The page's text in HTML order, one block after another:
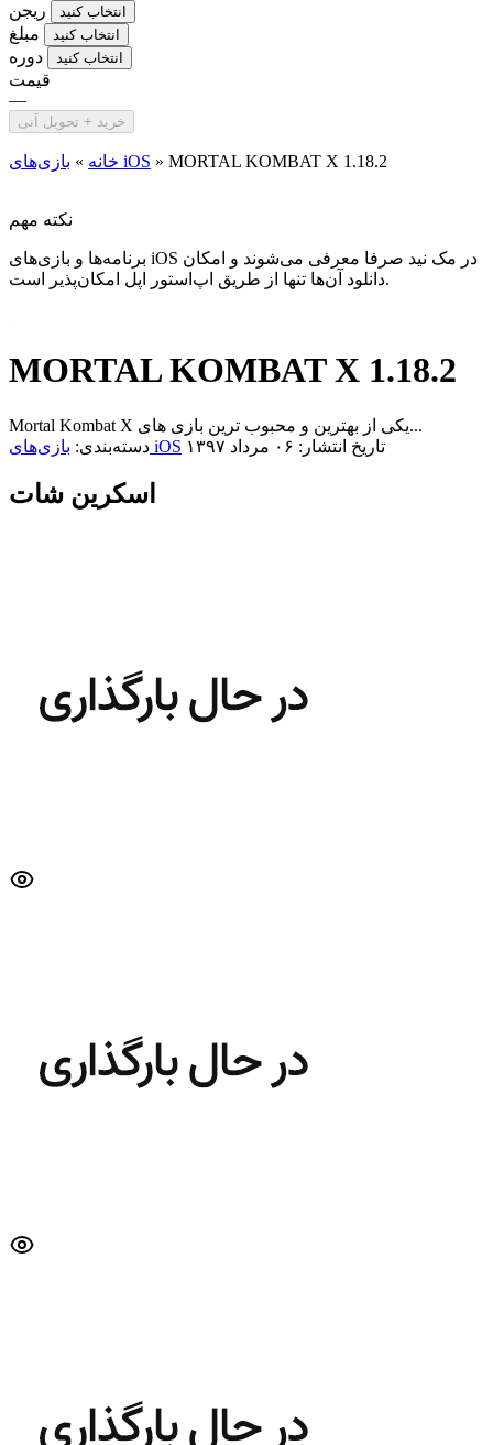
ریجن
انتخاب کنید
مبلغ انتخاب کنید
دوره انتخاب کنید
قیمت
—
خرید + تحویل آنی
خانه » بازی‌های iOS » MORTAL KOMBAT X 1.18.2
نکته مهم
برنامه‌ها و بازی‌های iOS در مک نید صرفا معرفی می‌شوند و امکان
دانلود آن‌ها تنها از طریق اپ‌استور اپل امکان‌پذیر است.
MORTAL KOMBAT X 1.18.2
Mortal Kombat X یکی از بهترین و محبوب ترین بازی های...
دسته‌بندی: بازی‌های iOS تاریخ انتشار: ۰۶ مرداد ۱۳۹۷
اسکرین شات